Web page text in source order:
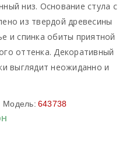
низ. Основание стула с
из твердой древесины
и спинка обиты приятной
оттенка. Декоративный
выглядит неожиданно и
Модель: 643738